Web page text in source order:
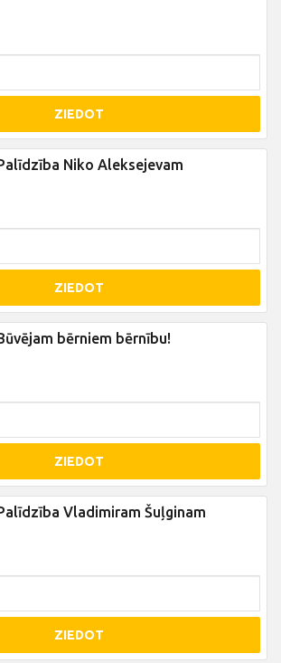
ZIEDOT
Niko Aleksejevam
ZIEDOT
bērniem bērnību!
ZIEDOT
Vladimiram Šuļginam
ZIEDOT